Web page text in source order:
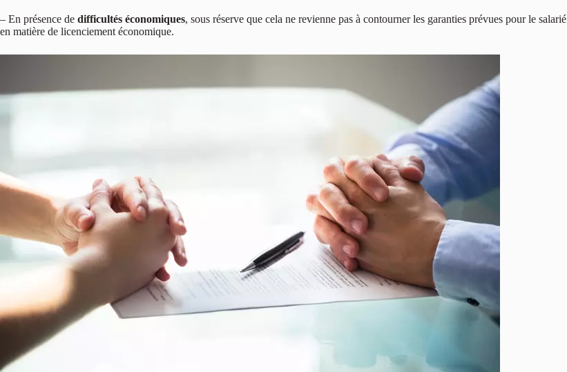
– En présence de difficultés économiques, sous réserve que cela ne revienne pas à contourner les garanties prévues pour le salarié
en matière de licenciement économique.